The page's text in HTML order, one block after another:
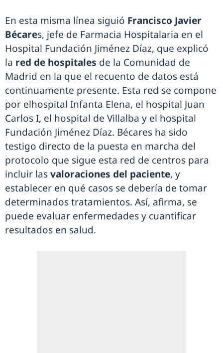
En esta misma línea siguió Francisco Javier
Bécares, jefe de Farmacia Hospitalaria en el
Hospital Fundación Jiménez Díaz, que explicó
la red de hospitales de la Comunidad de
Madrid en la que el recuento de datos está
continuamente presente. Esta red se compone
por elhospital Infanta Elena, el hospital Juan
Carlos I, el hospital de Villalba y el hospital
Fundación Jiménez Díaz. Bécares ha sido
testigo directo de la puesta en marcha del
protocolo que sigue esta red de centros para
incluir lasvaloraciones del paciente, y
establecer en qué casos se debería de tomar
determinados tratamientos. Así, afirma, se
puede evaluar enfermedades y cuantificar
resultados en salud.